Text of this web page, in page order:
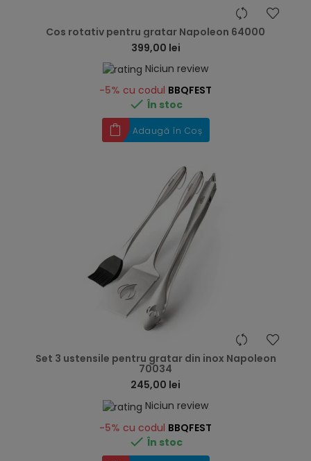
Cos rotativ pentru gratar Napoleon 64000
399,00 lei
Niciun review
-5% cu codul BBQFEST
 În stoc
Adaugă în Coș
Set 3 ustensile pentru gratar din inox Napoleon
70034
245,00 lei
Niciun review
-5% cu codul BBQFEST
 În stoc